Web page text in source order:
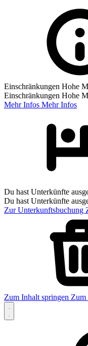
Einschränkungen Hohe
Einschränkungen Hohe
Mehr Infos Mehr Infos
Du hast Unterkünfte
Du hast Unterkünfte
Zur Unterkunftsbuchung
Zum Inhalt springen Zum